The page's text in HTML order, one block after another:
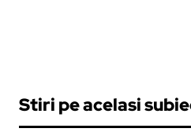
Stiri pe acelasi